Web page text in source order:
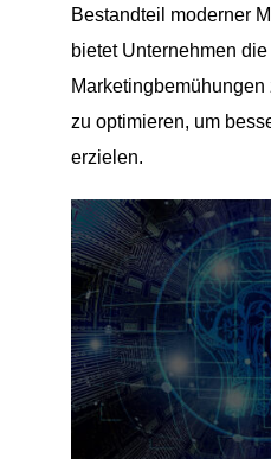
Bestandteil moderner
bietet Unternehmen
zu optimieren, um
erzielen.